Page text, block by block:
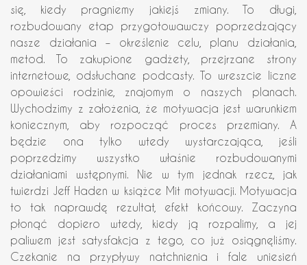
się, kiedy pragniemy jakiejś zmiany. To długi,
rozbudowany etap przygotowawczy poprzedzający
nasze działania – określenie celu, planu działania,
metod. To zakupione gadżety, przejrzane strony
internetowe, odsłuchane podcasty. To wreszcie liczne
opowieści rodzinie, znajomym o naszych planach.
Wychodzimy z założenia, że motywacja jest warunkiem
koniecznym, aby rozpocząć proces przemiany. A
będzie ona tylko wtedy wystarczająca, jeśli
poprzedzimy wszystko właśnie rozbudowanymi
działaniami wstępnymi. Nie w tym jednak rzecz, jak
twierdzi Jeff Haden w książce Mit motywacji. Motywacja
to tak naprawdę rezultat, efekt końcowy. Zaczyna
płonąć dopiero wtedy, kiedy ją rozpalimy, a jej
paliwem jest satysfakcja z tego, co już osiągnęliśmy.
Czekanie na przypływy natchnienia i fale uniesień